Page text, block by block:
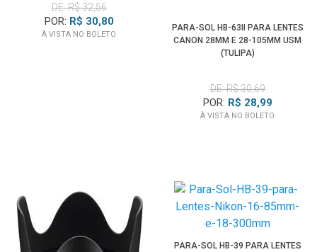
DE: R$ 32,56
POR: R$ 30,80
À VISTA NO BOLETO
PARA-SOL HB-63II PARA LENTES
CANON 28MM E 28-105MM USM
(TULIPA)
DE: R$ 30,69
POR: R$ 28,99
À VISTA NO BOLETO
PARA-SOL HB-39 PARA LENTES